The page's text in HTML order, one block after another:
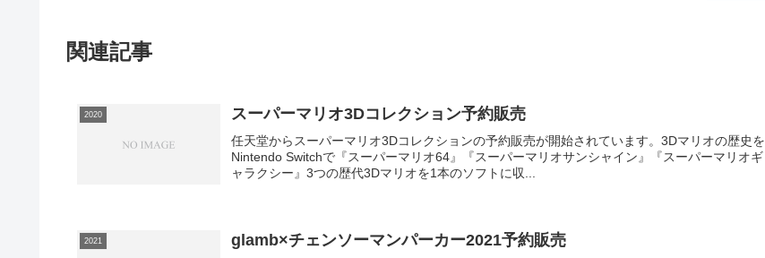
関連記事
2020 スーパーマリオ3Dコレクション予約販売
任天堂からスーパーマリオ3Dコレクションの予約販売が開始されています。3Dマリオの歴史を
Nintendo Switchで『スーパーマリオ64』『スーパーマリオサンシャイン』『スーパーマリオギ
ャラクシー』3つの歴代3Dマリオを1本のソフトに収...
2021 glamb×チェンソーマンパーカー2021予約販売